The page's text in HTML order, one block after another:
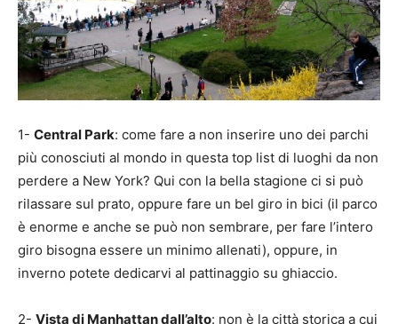
1- Central Park: come fare a non inserire uno dei parchi
più conosciuti al mondo in questa top list di luoghi da non
perdere a New York? Qui con la bella stagione ci si può
rilassare sul prato, oppure fare un bel giro in bici (il parco
è enorme e anche se può non sembrare, per fare l’intero
giro bisogna essere un minimo allenati), oppure, in
inverno potete dedicarvi al pattinaggio su ghiaccio.
2- Vista di Manhattan dall’alto: non è la città storica a cui